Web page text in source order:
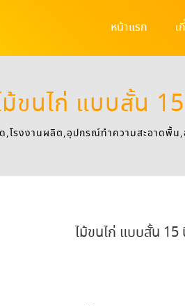
หน้าแรก เ
ม้ขนไก่ แบบสั้น
,โรงงานผลิต,อุปกรณ์ทําความสะอาดพื้น
ไม้ขนไก่ แบบสั้น 15